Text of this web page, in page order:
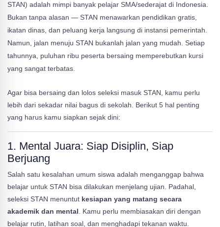
STAN) adalah mimpi banyak pelajar SMA/sederajat di Indonesia.
Bukan tanpa alasan — STAN menawarkan pendidikan gratis,
ikatan dinas, dan peluang kerja langsung di instansi pemerintah.
Namun, jalan menuju STAN bukanlah jalan yang mudah. Setiap
tahunnya, puluhan ribu peserta bersaing memperebutkan kursi
yang sangat terbatas.
Agar bisa bersaing dan lolos seleksi masuk STAN, kamu perlu
lebih dari sekadar nilai bagus di sekolah. Berikut 5 hal penting
yang harus kamu siapkan sejak dini:
1. Mental Juara: Siap Disiplin, Siap
Berjuang
Salah satu kesalahan umum siswa adalah menganggap bahwa
belajar untuk STAN bisa dilakukan menjelang ujian. Padahal,
seleksi STAN menuntut kesiapan yang matang secara
akademik dan mental. Kamu perlu membiasakan diri dengan
belajar rutin, latihan soal, dan menghadapi tekanan waktu.